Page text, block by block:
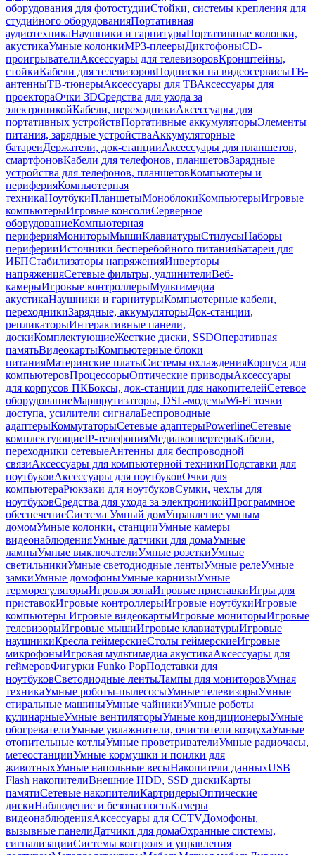
оборудования для фотостудииСтойки, системы крепления для
студийного оборудованияПортативная
аудиотехникаНаушники и гарнитурыПортативные колонки,
акустикаУмные колонкиMP3-плеерыДиктофоныCD-
проигрывателиАксессуары для телевизоровКронштейны,
стойкиКабели для телевизоровПодписки на видеосервисыТВ-
антенныТВ-тюнерыАксессуары для ТВАксессуары для
проектораОчки 3DСредства для ухода за
электроникойКабели, переходникиАксессуары для
портативных устройствПортативные аккумуляторыЭлементы
питания, зарядные устройстваАккумуляторные
батареиДержатели, док-станцииАксессуары для планшетов,
смартфоновКабели для телефонов, планшетовЗарядные
устройства для телефонов, планшетовКомпьютеры и
периферияКомпьютерная
техникаНоутбукиПланшетыМоноблокиКомпьютерыИгровые
компьютерыИгровые консолиСерверное
оборудованиеКомпьютерная
периферияМониторыМышиКлавиатурыСтилусыНаборы
периферииИсточники бесперебойного питанияБатареи для
ИБПСтабилизаторы напряженияИнверторы
напряженияСетевые фильтры, удлинителиВеб-
камерыИгровые контроллерыМультимедиа
акустикаНаушники и гарнитурыКомпьютерные кабели,
переходникиЗарядные, аккумуляторыДок-станции,
репликаторыИнтерактивные панели,
доскиКомплектующиеЖесткие диски, SSDОперативная
памятьВидеокартыКомпьютерные блоки
питанияМатеринские платыСистемы охлажденияКорпуса для
компьютеровПроцессорыОптические приводыАксессуары
для корпусов ПКБоксы, док-станции для накопителейСетевое
оборудованиеМаршрутизаторы, DSL-модемыWi-Fi точки
доступа, усилители сигналаБеспроводные
адаптерыКоммутаторыСетевые адаптерыPowerlineСетевые
комплектующиеIP-телефонияМедиаконвертерыКабели,
переходники сетевыеАнтенны для беспроводной
связиАксессуары для компьютерной техникиПодставки для
ноутбуковАксессуары для ноутбуковОчки для
компьютераРюкзаки для ноутбуковСумки, чехлы для
ноутбуковСредства для ухода за электроникойПрограммное
обеспечениеСистема Умный домУправление умным
домомУмные колонки, станцииУмные камеры
видеонаблюденияУмные датчики для домаУмные
лампыУмные выключателиУмные розеткиУмные
светильникиУмные светодиодные лентыУмные релеУмные
замкиУмные домофоныУмные карнизыУмные
терморегуляторыИгровая зонаИгровые приставкиИгры для
приставокИгровые контроллерыИгровые ноутбукиИгровые
компьютеры Игровые видеокартыИгровые мониторыИгровые
телевизорыИгровые мышиИгровые клавиатурыИгровые
наушникиКресла геймерскиеСтолы геймерскиеИгровые
микрофоныИгровая мультимедиа акустикаАксессуары для
геймеровФигурки Funko PopПодставки для
ноутбуковСветодиодные лентыЛампы для мониторовУмная
техникаУмные роботы-пылесосыУмные телевизорыУмные
стиральные машиныУмные чайникиУмные роботы
кулинарныеУмные вентиляторыУмные кондиционерыУмные
обогревателиУмные увлажнители, очистители воздухаУмные
отопительные котлыУмные проветривателиУмные радиочасы,
метеостанцииУмные кормушки и поилки для
животныхУмные напольные весыНакопители данныхUSB
Flash накопителиВнешние HDD, SSD дискиКарты
памятиСетевые накопителиКартридерыОптические
дискиНаблюдение и безопасностьКамеры
видеонаблюденияАксессуары для CCTVДомофоны,
вызывные панелиДатчики для домаОхранные системы,
сигнализацииСистемы контроля и управления